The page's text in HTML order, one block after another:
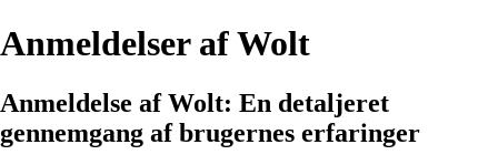
Anmeldelser af Wolt
Anmeldelse af Wolt: En detaljeret
gennemgang af brugernes erfaringer